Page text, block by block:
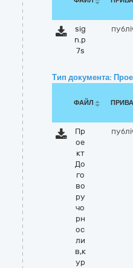
sig
n.p
7s
Тип документа:
ФАЙЛ
Пр
ое
кт
До
го
во
ру
чо
рн
ос
ли
в,к
ур